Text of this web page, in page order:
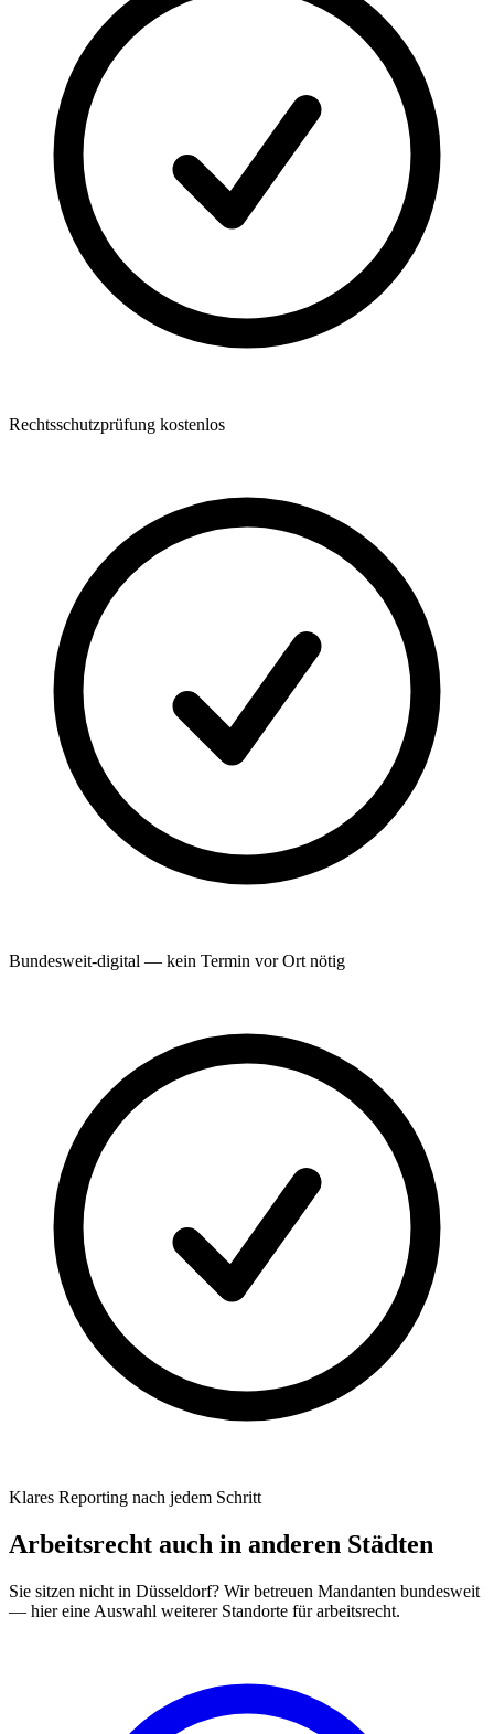
Rechtsschutzprüfung kostenlos
Bundesweit-digital — kein Termin vor Ort nötig
Klares Reporting nach jedem Schritt
Arbeitsrecht auch in anderen Städten
Sie sitzen nicht in Düsseldorf? Wir betreuen Mandanten bundesweit
— hier eine Auswahl weiterer Standorte fürarbeitsrecht.